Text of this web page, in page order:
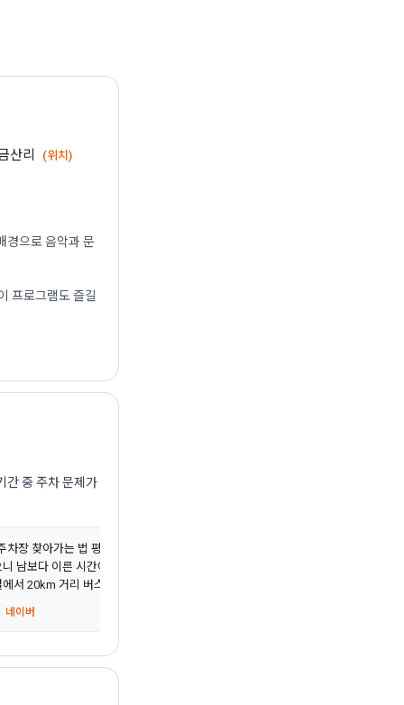
산리 (위치)
경으로 음악과 문
프로그램도 즐길
간 중 주차 문제가
차장 찾아가는 법 평상시에는 괜찮지만 모악산 뮤직 페스티벌 축제 기간에는 주차
니 남보다 이른 시간에 찾아가는 방법 추천 찾아가는 법 김제ic에서 28km 기차역, 버
서 20km 거리 버스...”
네이버